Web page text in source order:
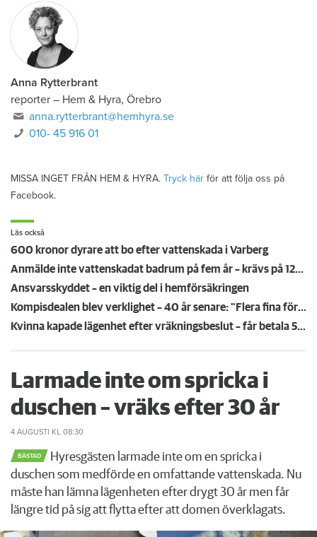
Anna Rytterbrant
reporter – Hem & Hyra, Örebro
anna.rytterbrant@hemhyra.se
010- 45 916 01
MISSA INGET FRÅN HEM & HYRA. Tryck här för att följa oss på
Facebook.
Läs också
600 kronor dyrare att bo efter vattenskada i Varberg
Anmälde inte vattenskadat badrum på fem år – krävs på 125 000 kronor
Ansvarsskyddet – en viktig del i hemförsäkringen
Kompisdealen blev verklighet – 40 år senare: "Flera fina fördelar med att dela bostad"
Kvinna kapade lägenhet efter vräkningsbeslut – får betala 50 000
Larmade inte om spricka i
duschen – vräks efter 30 år
4 AUGUSTI KL 08:30
BÅSTAD
Hyresgästen larmade inte om en spricka i
duschen som medförde en omfattande vattenskada. Nu
måste han lämna lägenheten efter drygt 30 år men får
längre tid på sig att flytta efter att domen överklagats.